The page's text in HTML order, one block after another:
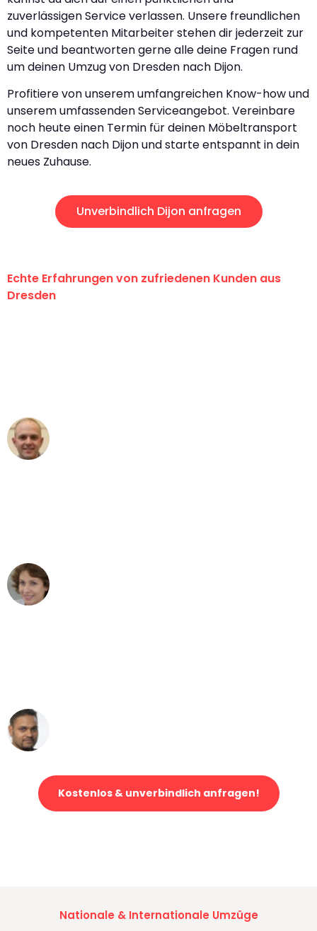
zuverlässigen Service verlassen. Unsere freundlichen
und kompetenten Mitarbeiter stehen dir jederzeit zur
Seite und beantworten gerne alle deine Fragen rund
um deinen Umzug von Dresden nach Dijon.
Profitiere von unserem umfangreichen Know-how und
unserem umfassenden Serviceangebot. Vereinbare
noch heute einen Termin für deinen Möbeltransport
von Dresden nach Dijon und starte entspannt in dein
neues Zuhause.
Unverbindlich Dijon anfragen
Echte Erfahrungen von zufriedenen Kunden aus
Dresden
Kostenlos & unverbindlich anfragen!
Nationale & Internationale Umzüge